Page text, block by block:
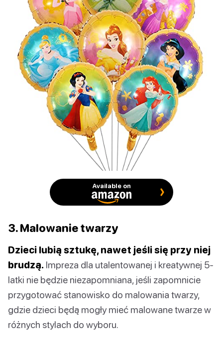
Available on
3. Malowanie twarzy
Dzieci lubią sztukę, nawet jeśli się przy niej
brudzą. Impreza dla utalentowanej i kreatywnej 5-
latki nie będzie niezapomniana, jeśli zapomnicie
przygotować stanowisko do malowania twarzy,
gdzie dzieci będą mogły mieć malowane twarze w
różnych stylach do wyboru.